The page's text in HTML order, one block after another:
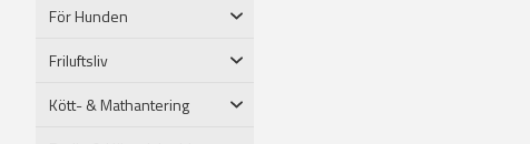
För Hunden
Friluftsliv
Kött- & Mathantering